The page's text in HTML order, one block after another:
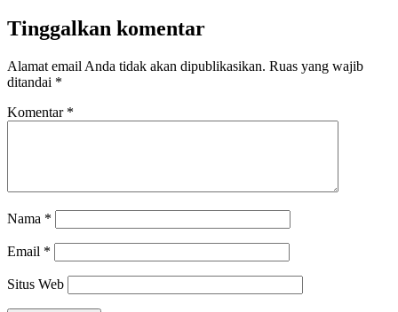
Tinggalkan komentar
Alamat email Anda tidak akan dipublikasikan. Ruas yang wajib
ditandai *
Komentar *
Nama *
Email *
Situs Web